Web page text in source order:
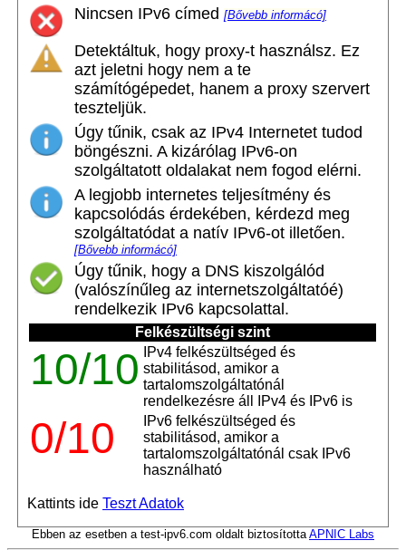
Nincsen IPv6 címed [Bővebb informácó]
Detektáltuk, hogy proxy-t használsz. Ez
azt jeletni hogy nem a te
számítógépedet, hanem a proxy szervert
teszteljük.
Úgy tűnik, csak az IPv4 Internetet tudod
böngészni. A kizárólag IPv6-on
szolgáltatott oldalakat nem fogod elérni.
A legjobb internetes teljesítmény és
kapcsolódás érdekében, kérdezd meg
szolgáltatódat a natív IPv6-ot illetően.
[Bővebb informácó]
Úgy tűnik, hogy a DNS kiszolgálód
(valószínűleg az internetszolgáltatóé)
rendelkezik IPv6 kapcsolattal.
Felkészültségi szint
10/10
IPv4 felkészültséged és
stabilitásod, amikor a
tartalomszolgáltatónál
rendelkezésre áll IPv4 és IPv6 is
0/10
IPv6 felkészültséged és
stabilitásod, amikor a
tartalomszolgáltatónál csak IPv6
használható
Kattints ide Teszt Adatok
Ebben az esetben a test-ipv6.com oldalt biztosítottaAPNIC Labs